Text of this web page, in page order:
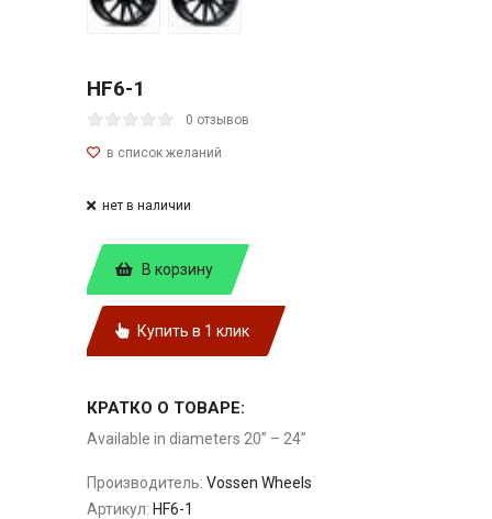
HF6-1
0 отзывов
нет в наличии
В корзину
Купить в 1 клик
КРАТКО О ТОВАРЕ:
Available in diameters 20” – 24”
Производитель: Vossen Wheels
Артикул: HF6-1